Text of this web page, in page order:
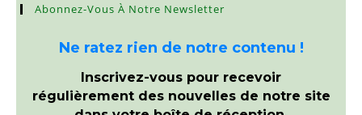
Abonnez-Vous À Notre Newsletter
Ne ratez rien de notre contenu !
Inscrivez-vous pour recevoir
régulièrement des nouvelles de notre site